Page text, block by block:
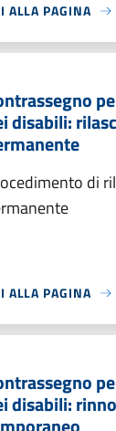
ALLA PAGINA
disabili:
di
ALLA PAGINA
disabili: